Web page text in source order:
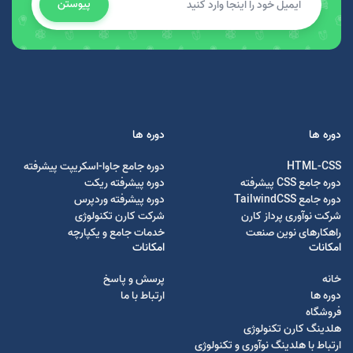
پیوستن
دوره ها
HTML-CSS
دوره جامع CSS پیشرفته
دوره جامع TailwindCSS
شرکت نوآوری پرداز کارن
راهکارهای نوین صنعت
دوره ها
دوره جامع جاوا-اسکریپت پیشرفته
دوره پیشرفته ریکت
دوره پیشرفته وردپرس
شرکت کارن تکنولوژی
خدمات جامع و یکپارچه
امکانات
خانه
دوره ها
فروشگاه
هلدینگ کارن تکنولوژی
ارتباط با هلدینگ نوآوری و تکنولوژی
امکانات
پرسش و پاسخ
ارتباط با ما